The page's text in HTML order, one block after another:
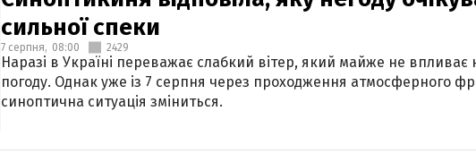
сильної спеки
7 серпня, 08:00 2429
Наразі в Україні переважає слабкий вітер, який майже не впливає
погоду. Однак уже із 7 серпня через проходження атмосферного
синоптична ситуація зміниться.